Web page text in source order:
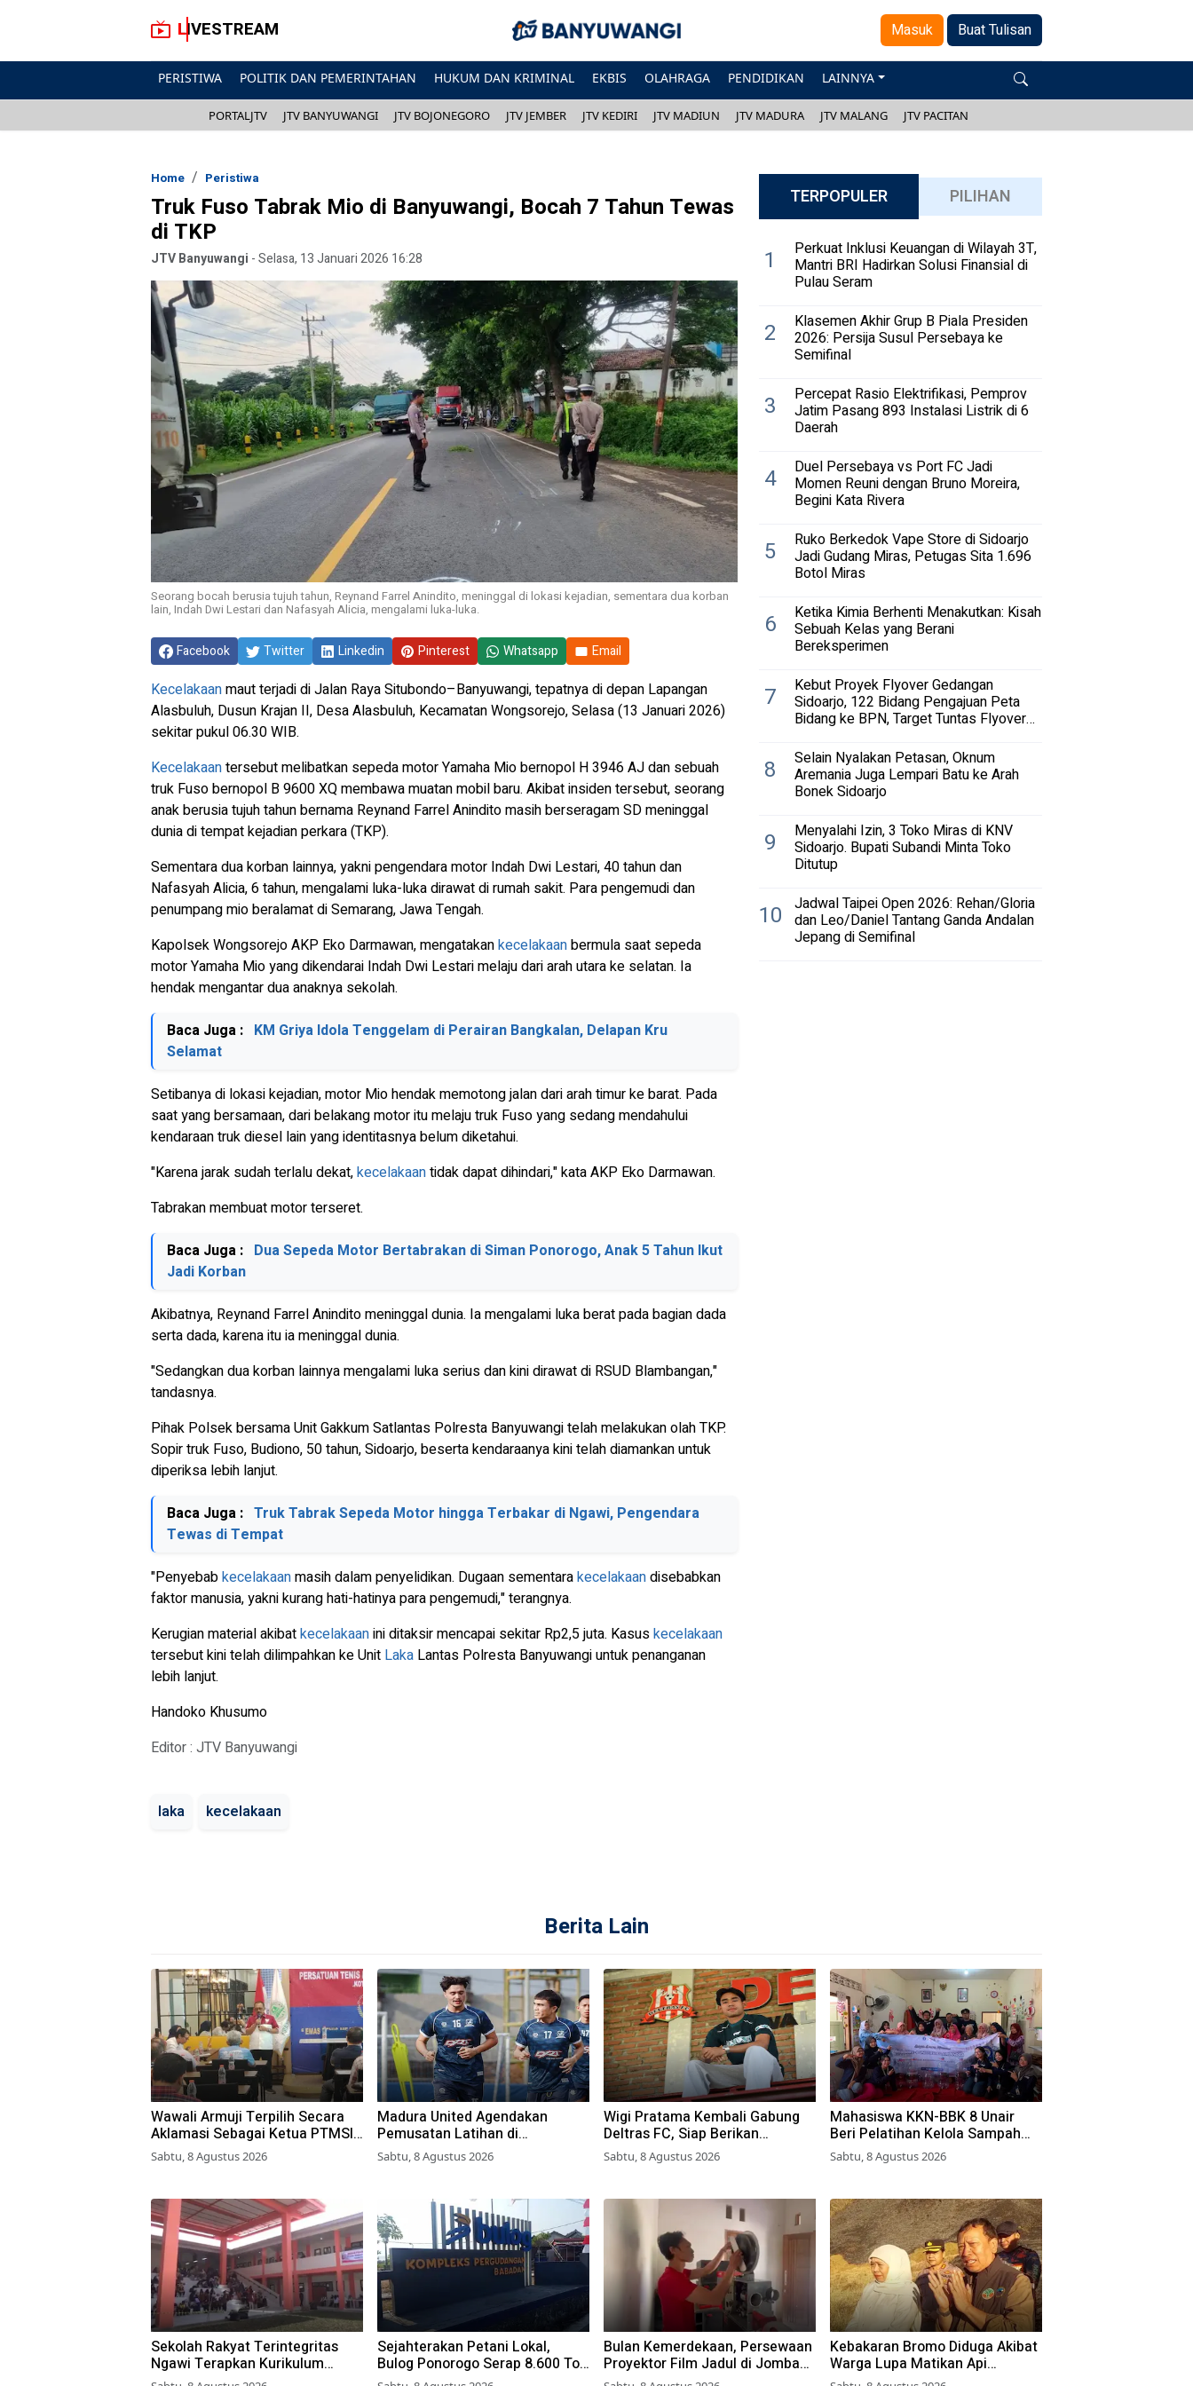
LIVESTREAM Masuk Buat Tulisan
PERISTIWA POLITIK DAN PEMERINTAHAN HUKUM DAN KRIMINAL EKBIS OLAHRAGA PENDIDIKAN LAINNYA
PORTALJTV JTV BANYUWANGI JTV BOJONEGORO JTV JEMBER JTV KEDIRI JTV MADIUN JTV MADURA JTV MALANG JTV PACITAN
Home Peristiwa
Truk Fuso Tabrak Mio di Banyuwangi, Bocah 7 Tahun Tewas
di TKP
JTV Banyuwangi -Selasa, 13 Januari 2026 16:28
Seorang bocah berusia tujuh tahun, Reynand Farrel Anindito, meninggal di lokasi kejadian, sementara dua korban
lain, Indah Dwi Lestari dan Nafasyah Alicia, mengalami luka-luka.
Facebook Twitter Linkedin Pinterest Whatsapp Email
Kecelakaanmaut terjadi di Jalan Raya Situbondo–Banyuwangi, tepatnya di depan Lapangan
Alasbuluh, Dusun Krajan II, Desa Alasbuluh, Kecamatan Wongsorejo, Selasa (13 Januari 2026)
sekitar pukul 06.30 WIB.
Kecelakaantersebut melibatkan sepeda motor Yamaha Mio bernopol H 3946 AJ dan sebuah
truk Fuso bernopol B 9600 XQ membawa muatan mobil baru. Akibat insiden tersebut, seorang
anak berusia tujuh tahun bernama Reynand Farrel Anindito masih berseragam SD meninggal
dunia di tempat kejadian perkara (TKP).
Sementara dua korban lainnya, yakni pengendara motor Indah Dwi Lestari, 40 tahun dan
Nafasyah Alicia, 6 tahun, mengalami luka-luka dirawat di rumah sakit. Para pengemudi dan
penumpang mio beralamat di Semarang, Jawa Tengah.
Kapolsek Wongsorejo AKP Eko Darmawan, mengatakankecelakaanbermula saat sepeda
motor Yamaha Mio yang dikendarai Indah Dwi Lestari melaju dari arah utara ke selatan. Ia
hendak mengantar dua anaknya sekolah.
Baca Juga : KM Griya Idola Tenggelam di Perairan Bangkalan, Delapan Kru
Selamat
Setibanya di lokasi kejadian, motor Mio hendak memotong jalan dari arah timur ke barat. Pada
saat yang bersamaan, dari belakang motor itu melaju truk Fuso yang sedang mendahului
kendaraan truk diesel lain yang identitasnya belum diketahui.
"Karena jarak sudah terlalu dekat,kecelakaantidak dapat dihindari," kata AKP Eko Darmawan.
Tabrakan membuat motor terseret.
Baca Juga : Dua Sepeda Motor Bertabrakan di Siman Ponorogo, Anak 5 Tahun Ikut
Jadi Korban
Akibatnya, Reynand Farrel Anindito meninggal dunia. Ia mengalami luka berat pada bagian dada
serta dada, karena itu ia meninggal dunia.
"Sedangkan dua korban lainnya mengalami luka serius dan kini dirawat di RSUD Blambangan,"
tandasnya.
Pihak Polsek bersama Unit Gakkum Satlantas Polresta Banyuwangi telah melakukan olah TKP.
Sopir truk Fuso, Budiono, 50 tahun, Sidoarjo, beserta kendaraanya kini telah diamankan untuk
diperiksa lebih lanjut.
Baca Juga : Truk Tabrak Sepeda Motor hingga Terbakar di Ngawi, Pengendara
Tewas di Tempat
"Penyebabkecelakaanmasih dalam penyelidikan. Dugaan sementarakecelakaandisebabkan
faktor manusia, yakni kurang hati-hatinya para pengemudi," terangnya.
Kerugian material akibatkecelakaanini ditaksir mencapai sekitar Rp2,5 juta. Kasuskecelakaan
tersebut kini telah dilimpahkan ke Unit Laka Lantas Polresta Banyuwangi untuk penanganan
lebih lanjut.
Handoko Khusumo
Editor : JTV Banyuwangi
laka kecelakaan
TERPOPULER PILIHAN
1 Perkuat Inklusi Keuangan di Wilayah 3T,
Mantri BRI Hadirkan Solusi Finansial di
Pulau Seram
2 Klasemen Akhir Grup B Piala Presiden
2026: Persija Susul Persebaya ke
Semifinal
3 Percepat Rasio Elektrifikasi, Pemprov
Jatim Pasang 893 Instalasi Listrik di 6
Daerah
4 Duel Persebaya vs Port FC Jadi
Momen Reuni dengan Bruno Moreira,
Begini Kata Rivera
5 Ruko Berkedok Vape Store di Sidoarjo
Jadi Gudang Miras, Petugas Sita 1.696
Botol Miras
6 Ketika Kimia Berhenti Menakutkan: Kisah
Sebuah Kelas yang Berani
Bereksperimen
7 Kebut Proyek Flyover Gedangan
Sidoarjo, 122 Bidang Pengajuan Peta
Bidang ke BPN, Target Tuntas Flyover
8 Selain Nyalakan Petasan, Oknum
Aremania Juga Lempari Batu ke Arah
Bonek Sidoarjo
9 Menyalahi Izin, 3 Toko Miras di KNV
Sidoarjo. Bupati Subandi Minta Toko
Ditutup
10 Jadwal Taipei Open 2026: Rehan/Gloria
dan Leo/Daniel Tantang Ganda Andalan
Jepang di Semifinal
Berita Lain
Wawali Armuji Terpilih Secara
Aklamasi Sebagai Ketua PTMSI
Kota Surabaya
Sabtu, 8 Agustus 2026
Madura United Agendakan
Pemusatan Latihan di
Yogyakarta
Sabtu, 8 Agustus 2026
Wigi Pratama Kembali Gabung
Deltras FC, Siap Berikan
Performa Terbaik
Sabtu, 8 Agustus 2026
Mahasiswa KKN-BBK 8 Unair
Beri Pelatihan Kelola Sampah
Organik ke Warga Simokerto
Surabaya
Sabtu, 8 Agustus 2026
Sekolah Rakyat Terintegritas
Ngawi Terapkan Kurikulum
Berbasis Asrama
Sejahterakan Petani Lokal,
Bulog Ponorogo Serap 8.600 Ton
Jagung
Bulan Kemerdekaan, Persewaan
Proyektor Film Jadul di Jombang
Meningkat
Kebakaran Bromo Diduga Akibat
Warga Lupa Matikan Api
Perapian di Jalur Tradisional